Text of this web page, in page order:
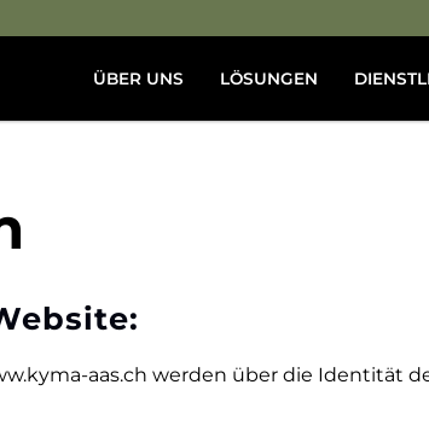
ÜBER UNS LÖSUNGEN
aas.ch werden über die Identität